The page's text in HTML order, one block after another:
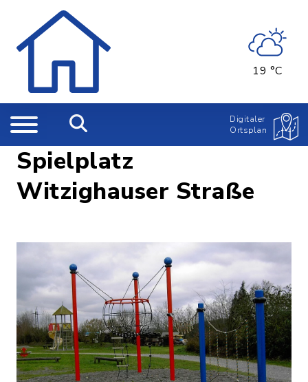
19 °C
Digitaler
Ortsplan
Spielplatz
Witzighauser Straße